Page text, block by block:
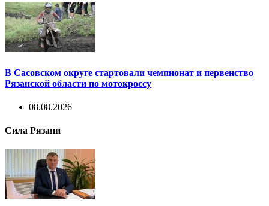
В Сасовском округе стартовали чемпионат и первенство
Рязанской области по мотокроссу
08.08.2026
Сила Рязани